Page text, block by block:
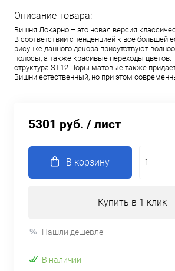
Описание товара:
Вишня Локарно – это новая версия
В соответствии с тенденцией к все большей
рисунке данного декора присутствуют
полосы, а также красивые переходы цветов.
структура ST12 Поры матовые также
Вишни естественный, но при этом
5301 руб. / лист
В корзину
Купить в 1 клик
Нашли дешевле
В наличии